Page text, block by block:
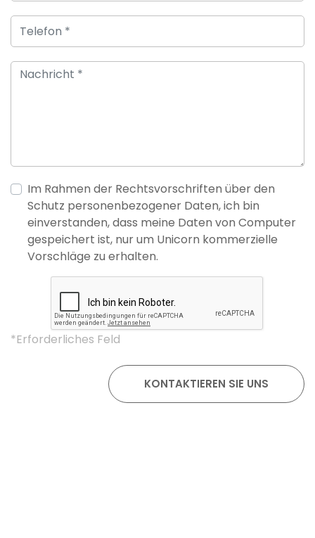
Im Rahmen der Rechtsvorschriften über den
Schutz personenbezogener Daten, ich bin
einverstanden, dass meine Daten von Computer
gespeichert ist, nur um Unicorn kommerzielle
Vorschläge zu erhalten.
*Erforderliches Feld